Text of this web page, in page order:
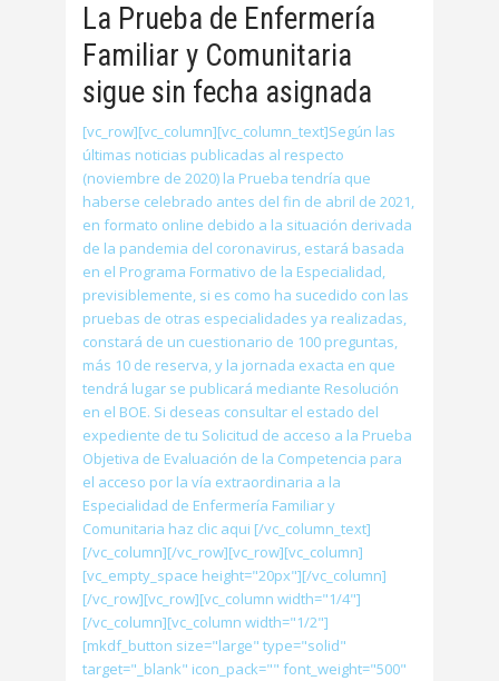
La Prueba de Enfermería
Familiar y Comunitaria
sigue sin fecha asignada
[vc_row][vc_column][vc_column_text]Según las
últimas noticias publicadas al respecto
(noviembre de 2020) la Prueba tendría que
haberse celebrado antes del fin de abril de 2021,
en formato online debido a la situación derivada
de la pandemia del coronavirus, estará basada
en el Programa Formativo de la Especialidad,
previsiblemente, si es como ha sucedido con las
pruebas de otras especialidades ya realizadas,
constará de un cuestionario de 100 preguntas,
más 10 de reserva, y la jornada exacta en que
tendrá lugar se publicará mediante Resolución
en el BOE. Si deseas consultar el estado del
expediente de tu Solicitud de acceso a la Prueba
Objetiva de Evaluación de la Competencia para
el acceso por la vía extraordinaria a la
Especialidad de Enfermería Familiar y
Comunitaria haz clic aqui [/vc_column_text]
[/vc_column][/vc_row][vc_row][vc_column]
[vc_empty_space height="20px"][/vc_column]
[/vc_row][vc_row][vc_column width="1/4"]
[/vc_column][vc_column width="1/2"]
[mkdf_button size="large" type="solid"
target="_blank" icon_pack="" font_weight="500"